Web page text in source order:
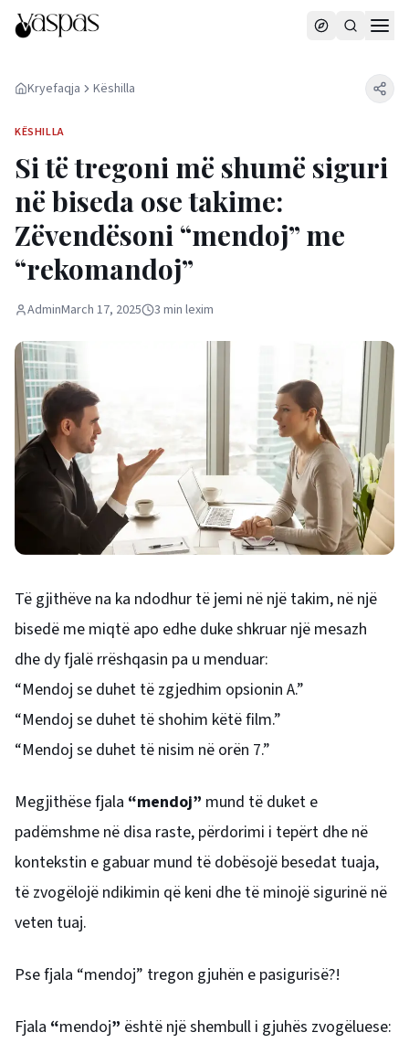
Kryefaqja Këshilla
KËSHILLA
Si të tregoni më shumë siguri
në biseda ose takime:
Zëvendësoni “mendoj” me
“rekomandoj”
AdminMarch 17, 2025 3 min lexim
Të gjithëve na ka ndodhur të jemi në një takim, në një
bisedë me miqtë apo edhe duke shkruar një mesazh
dhe dy fjalë rrëshqasin pa u menduar:
“Mendoj se duhet të zgjedhim opsionin A.”
“Mendoj se duhet të shohim këtë film.”
“Mendoj se duhet të nisim në orën 7.”
Megjithëse fjala “mendoj” mund të duket e
padëmshme në disa raste, përdorimi i tepërt dhe në
kontekstin e gabuar mund të dobësojë besedat tuaja,
të zvogëlojë ndikimin që keni dhe të minojë sigurinë në
veten tuaj.
Pse fjala “mendoj” tregon gjuhën e pasigurisë?!
Fjala “mendoj” është një shembull i gjuhës zvogëluese: